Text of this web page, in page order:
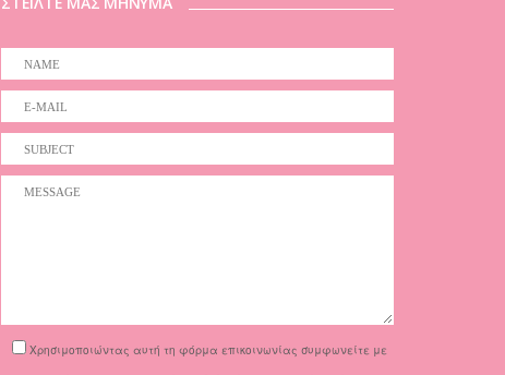
Χρησιμοποιώντας αυτή τη φόρμα επικοινωνίας συμφωνείτε με